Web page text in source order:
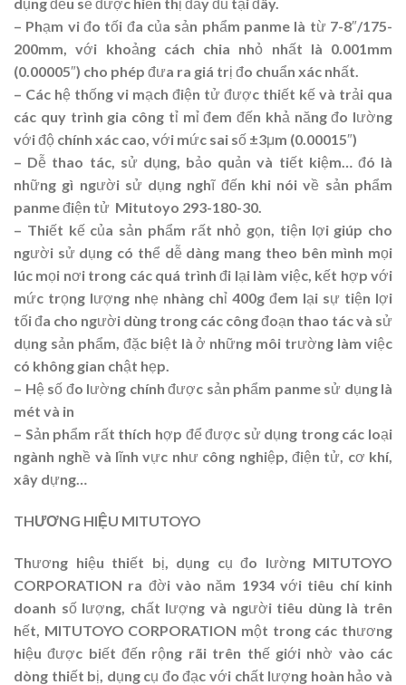
– Phạm vi đo tối đa của sản phẩm panme là từ 7-8″/175-
200mm, với khoảng cách chia nhỏ nhất là 0.001mm
(0.00005″) cho phép đưa ra giá trị đo chuẩn xác nhất.
– Các hệ thống vi mạch điện tử được thiết kế và trải qua
các quy trình gia công tỉ mỉ đem đến khả năng đo lường
với độ chính xác cao, với mức sai số ±3μm (0.00015″)
– Dễ thao tác, sử dụng, bảo quản và tiết kiệm… đó là
những gì người sử dụng nghĩ đến khi nói về sản phẩm
panme điện tử Mitutoyo 293-180-30.
– Thiết kế của sản phẩm rất nhỏ gọn, tiện lợi giúp cho
người sử dụng có thể dễ dàng mang theo bên mình mọi
lúc mọi nơi trong các quá trình đi lại làm việc, kết hợp với
mức trọng lượng nhẹ nhàng chỉ 400g đem lại sự tiện lợi
tối đa cho người dùng trong các công đoạn thao tác và sử
dụng sản phẩm, đặc biệt là ở những môi trường làm việc
có không gian chật hẹp.
– Hệ số đo lường chính được sản phẩm panme sử dụng là
mét và in
– Sản phẩm rất thích hợp để được sử dụng trong các loại
ngành nghề và lĩnh vực như công nghiệp, điện tử, cơ khí,
xây dựng…
THƯƠNG HIỆU MITUTOYO
Thương hiệu thiết bị, dụng cụ đo lường MITUTOYO
CORPORATION ra đời vào năm 1934 với tiêu chí kinh
doanh số lượng, chất lượng và người tiêu dùng là trên
hết, MITUTOYO CORPORATION một trong các thương
hiệu được biết đến rộng rãi trên thế giới nhờ vào các
dòng thiết bị, dụng cụ đo đạc với chất lượng hoàn hảo và